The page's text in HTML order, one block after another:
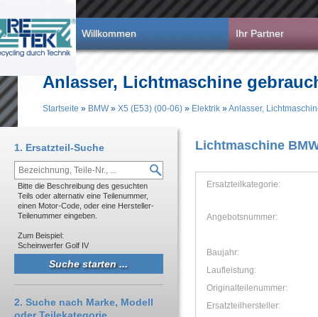
Willkommen Ihr Partner
Anlasser, Lichtmaschine
Startseite » BMW» X5 (E53) (00-06) » Elektrik »Anlasser,
Lichtmaschine
Ersatzteilkategorie:
Angebotsnummer:
Baujahr:
Laufleistung:
Originalteilenummer:
Ersatzteilhersteller:
1. Ersatzteil-Suche
Bitte die Beschreibung des gesuchten
Teils oder alternativ eine Teilenummer,
einen Motor-Code, oder eine Hersteller-
Teilenummer eingeben.
Zum Beispiel:
Scheinwerfer Golf IV
2. Suche nach Marke, Modell